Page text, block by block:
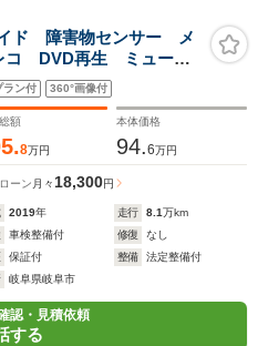
ド 障害物センサー メ
コ DVD再生 ミュージ
軽減システム スマー
ートクルーズコント
ラン付 360°画像付
額
8万円
本体価格
94.6万円
ーン 月々18,300円
2019年 走行 8.1万km
車検整備付 修復
なし
保証付 整備
法定整備付
岐阜県岐阜市
認・見積依頼
する